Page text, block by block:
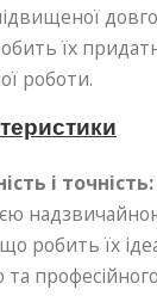
їх
роботи.
і точність:
робить їх
та